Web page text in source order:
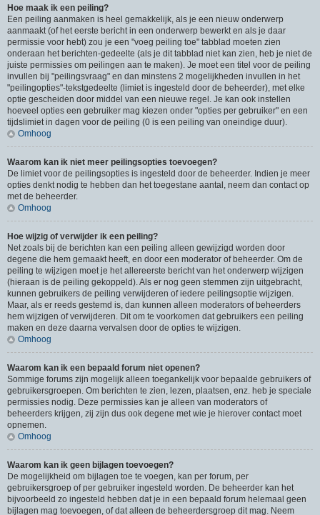
Hoe maak ik een peiling?
Een peiling aanmaken is heel gemakkelijk, als je een nieuw onderwerp
aanmaakt (of het eerste bericht in een onderwerp bewerkt en als je daar
permissie voor hebt) zou je een "voeg peiling toe" tabblad moeten zien
onderaan het berichten-gedeelte (als je dit tabblad niet kan zien, heb je niet de
juiste permissies om peilingen aan te maken). Je moet een titel voor de peiling
invullen bij "peilingsvraag" en dan minstens 2 mogelijkheden invullen in het
"peilingopties"-tekstgedeelte (limiet is ingesteld door de beheerder), met elke
optie gescheiden door middel van een nieuwe regel. Je kan ook instellen
hoeveel opties een gebruiker mag kiezen onder "opties per gebruiker" en een
tijdslimiet in dagen voor de peiling (0 is een peiling van oneindige duur).
Omhoog
Waarom kan ik niet meer peilingsopties toevoegen?
De limiet voor de peilingsopties is ingesteld door de beheerder. Indien je meer
opties denkt nodig te hebben dan het toegestane aantal, neem dan contact op
met de beheerder.
Omhoog
Hoe wijzig of verwijder ik een peiling?
Net zoals bij de berichten kan een peiling alleen gewijzigd worden door
degene die hem gemaakt heeft, en door een moderator of beheerder. Om de
peiling te wijzigen moet je het allereerste bericht van het onderwerp wijzigen
(hieraan is de peiling gekoppeld). Als er nog geen stemmen zijn uitgebracht,
kunnen gebruikers de peiling verwijderen of iedere peilingsoptie wijzigen.
Maar, als er reeds gestemd is, dan kunnen alleen moderators of beheerders
hem wijzigen of verwijderen. Dit om te voorkomen dat gebruikers een peiling
maken en deze daarna vervalsen door de opties te wijzigen.
Omhoog
Waarom kan ik een bepaald forum niet openen?
Sommige forums zijn mogelijk alleen toegankelijk voor bepaalde gebruikers of
gebruikersgroepen. Om berichten te zien, lezen, plaatsen, enz. heb je speciale
permissies nodig. Deze permissies kan je alleen van moderators of
beheerders krijgen, zij zijn dus ook degene met wie je hierover contact moet
opnemen.
Omhoog
Waarom kan ik geen bijlagen toevoegen?
De mogelijkheid om bijlagen toe te voegen, kan per forum, per
gebruikersgroep of per gebruiker ingesteld worden. De beheerder kan het
bijvoorbeeld zo ingesteld hebben dat je in een bepaald forum helemaal geen
bijlagen mag toevoegen, of dat alleen de beheerdersgroep dit mag. Neem